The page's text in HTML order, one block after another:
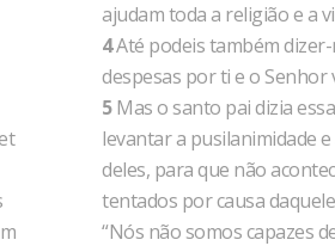
ajudam toda a religião e a
4Até podeis também dizer-
despesas por ti e o Senhor
5Mas o santo pai dizia
levantar a pusilanimidade
deles, para que não
tentados por causa
“Nós não somos capazes